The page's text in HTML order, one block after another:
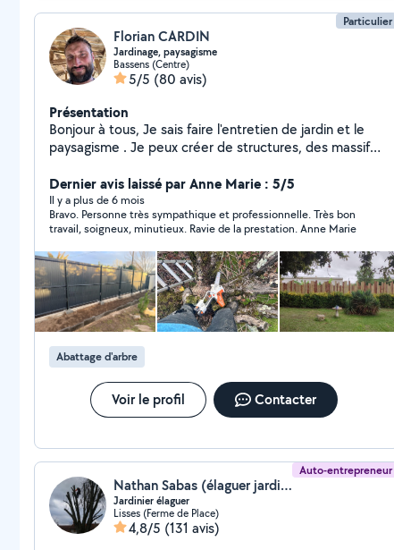
Particulier
Florian CARDIN
Jardinage, paysagisme
Bassens (Centre)
5/5 (80 avis)
Présentation
Bonjour à tous, Je sais faire l'entretien de jardin et le
paysagisme . Je peux créer de structures, des massifs
mets en location tout le matériel pour le jardin et
l'entretien de la maison Je sais aussi faire la peinture,
saturateur, lasure et les toits. Tout ça dans la bonne
humeur et avec le sourire. Bonne journée à vous
Dernier avis laissé par Anne Marie : 5/5
Il y a plus de 6 mois
Bravo. Personne très sympathique et professionnelle. Très bon
travail, soigneux, minutieux. Ravie de la prestation. Anne Marie
Abattage d'arbre
Voir le profil Contacter
Auto-entrepreneur
Nathan Sabas (élaguer jardinier)
Jardinier élaguer
Lisses (Ferme de Place)
4,8/5 (131 avis)